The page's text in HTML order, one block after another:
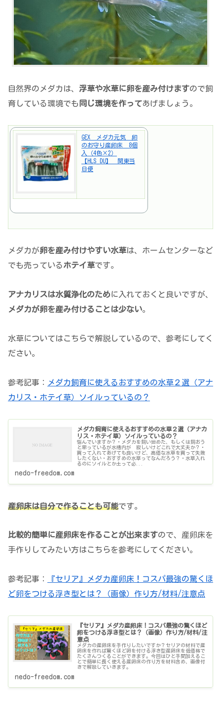
自然界のメダカは、 浮草や水草に卵を産み付けますので飼
育している環境でも 同じ環境を作ってあげましょう。
GEX メダカ元気 卵
のお守り産卵床 8個
入（4色×2）
【HLS_DU】 関東当
日便
メダカが卵を産み付けやすい水草は、ホームセンターなど
でも売っているホテイ草です。
アナカリスは水質浄化のために入れておくと良いですが、
メダカが卵を産み付けることは少ない。
水草についてはこちらで解説しているので、参考にしてく
ださい。
参考記事：
メダカ飼育に使えるおすすめの水草２選（アナ
カリス・ホテイ草）ソイルっているの？
メダカ飼育に使えるおすすめの水草２選（アナカ
リス・ホテイ草）ソイルっているの？
悩んでいますか？・メダカを飼い始めた、もしくは飼おう
と思っているが水槽内が 寂しいけどこれで大丈夫か？・
買って入れてあげても良いけど、高価な水草を買って失敗
したくない・おすすめの水草ってなんだろう？・水草入れ
るのにソイルとか土って必...
nedo-freedom.com
産卵床は自分で作ることも可能です。
比較的簡単に産卵床を作ることが出来ますので、産卵床を
手作りしてみたい方はこちらを参考にしてください。
参考記事：
『セリア』メダカ産卵床！コスパ最強の驚くほ
ど卵をつける浮き型とは？（画像）作り方/材料/注意点
『セリア』メダカ産卵床！コスパ最強の驚くほど
卵をつける浮き型とは？（画像）作り方/材料/注
意点
メダカの産卵床を手作りしたいですか？セリアの材料で産
卵床を作れば驚くほど卵を付ける浮き型産卵床を低価格で
たくさんつくることができます。今回はひと手間加えるこ
とで簡単に長く使える産卵床の作り方を材料含め、画像付
きで解説していきます。
nedo-freedom.com